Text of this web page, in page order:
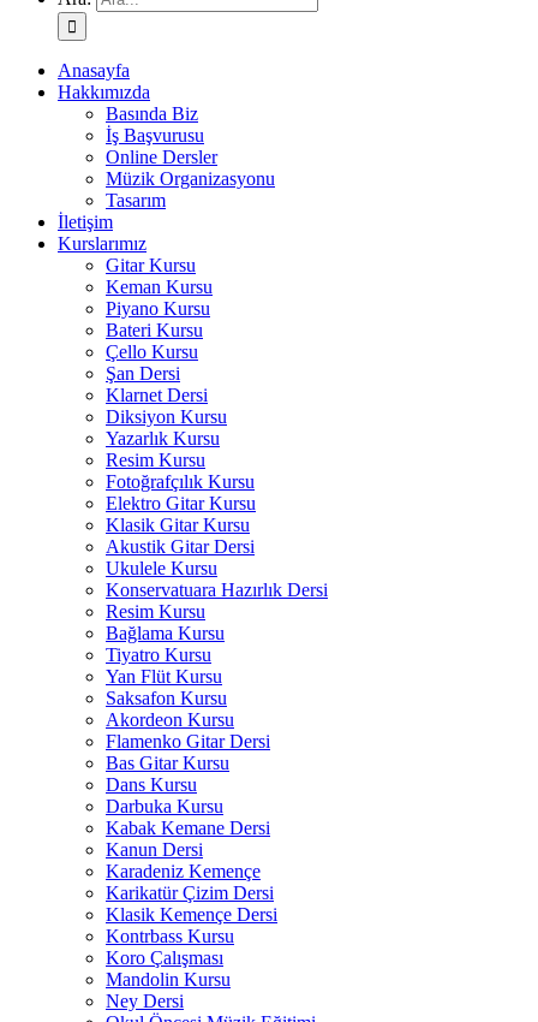
Anasayfa
Hakkımızda
Basında Biz
İş Başvurusu
Online Dersler
Müzik Organizasyonu
Tasarım
İletişim
Kurslarımız
Gitar Kursu
Keman Kursu
Piyano Kursu
Bateri Kursu
Çello Kursu
Şan Dersi
Klarnet Dersi
Diksiyon Kursu
Yazarlık Kursu
Resim Kursu
Fotoğrafçılık Kursu
Elektro Gitar Kursu
Klasik Gitar Kursu
Akustik Gitar Dersi
Ukulele Kursu
Konservatuara Hazırlık Dersi
Resim Kursu
Bağlama Kursu
Tiyatro Kursu
Yan Flüt Kursu
Saksafon Kursu
Akordeon Kursu
Flamenko Gitar Dersi
Bas Gitar Kursu
Dans Kursu
Darbuka Kursu
Kabak Kemane Dersi
Kanun Dersi
Karadeniz Kemençe
Karikatür Çizim Dersi
Klasik Kemençe Dersi
Kontrbass Kursu
Koro Çalışması
Mandolin Kursu
Ney Dersi